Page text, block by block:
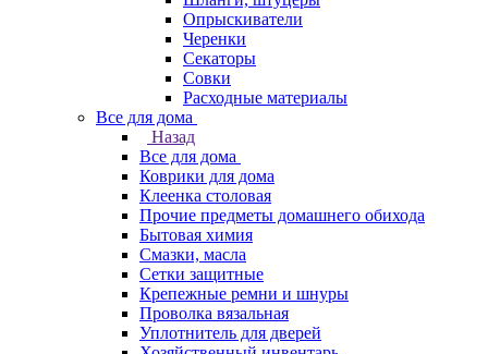
Опрыскиватели
Черенки
Секаторы
Совки
Расходные материалы
Все для дома
Назад
Все для дома
Коврики для дома
Клеенка столовая
Прочие предметы домашнего обихода
Бытовая химия
Смазки, масла
Сетки защитные
Крепежные ремни и шнуры
Проволка вязальная
Уплотнитель для дверей